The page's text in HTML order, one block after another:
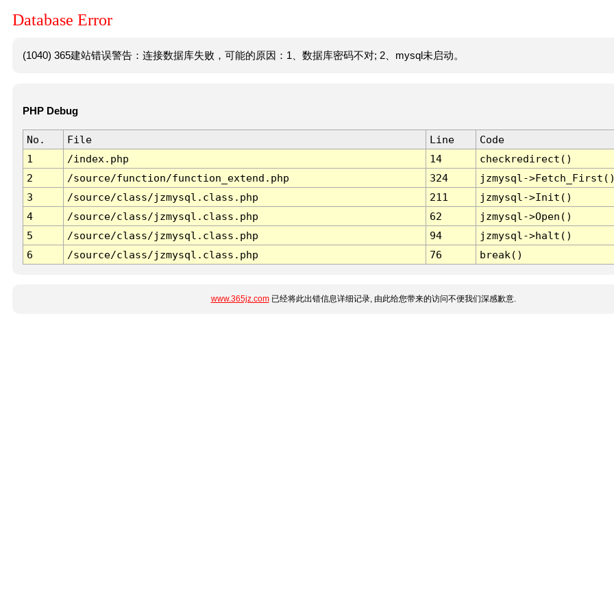
Database Error
(1040) 365建站错误警告：连接数据库失败，可能的原因：1、数据库密码不对; 2、mysql未启动。
PHP Debug
No. File Line
Code
1
/index.php 14
checkredirect()
2
/source/function/function_extend.php 324
jzmysql-
3
/source/class/jzmysql.class.php 211
jzmysql->Init()
4
/source/class/jzmysql.class.php 62
jzmysql->Open()
5
/source/class/jzmysql.class.php 94
jzmysql->halt()
6
/source/class/jzmysql.class.php 76 break()
www.365jz.com已经将此出错信息详细记录, 由此给您带来的访问不便我们深感歉意.